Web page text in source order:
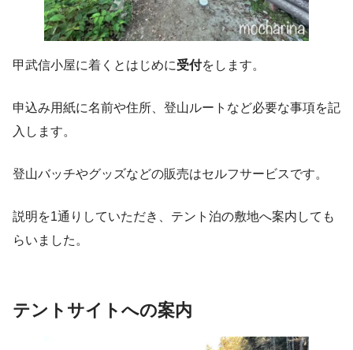
甲武信小屋に着くとはじめに受付をします。
申込み用紙に名前や住所、登山ルートなど必要な事項を記
入します。
登山バッチやグッズなどの販売はセルフサービスです。
説明を1通りしていただき、テント泊の敷地へ案内しても
らいました。
テントサイトへの案内